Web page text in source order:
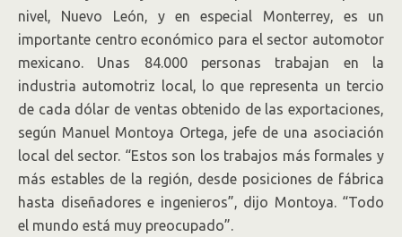
nivel, Nuevo León, y en especial Monterrey, es un
importante centro económico para el sector automotor
mexicano. Unas 84.000 personas trabajan en la
industria automotriz local, lo que representa un tercio
de cada dólar de ventas obtenido de las exportaciones,
según Manuel Montoya Ortega, jefe de una asociación
local del sector. “Estos son los trabajos más formales y
más estables de la región, desde posiciones de fábrica
hasta diseñadores e ingenieros”, dijo Montoya. “Todo
el mundo está muy preocupado”.